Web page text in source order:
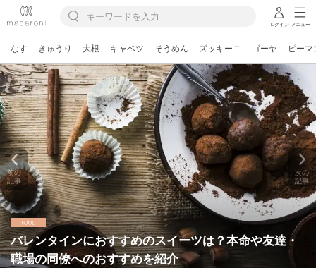
ログイン メニュー
なす きゅうり 大根 キャベツ そうめん ズッキーニ ゴーヤ ピーマ
バレンタインにおすすめのスイーツは？本命や友達・
職場の同僚へのおすすめを紹介
前の
記事
次の
記事